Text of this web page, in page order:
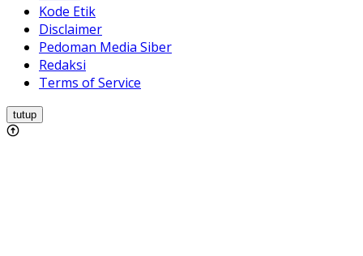
Kode Etik
Disclaimer
Pedoman Media Siber
Redaksi
Terms of Service
tutup